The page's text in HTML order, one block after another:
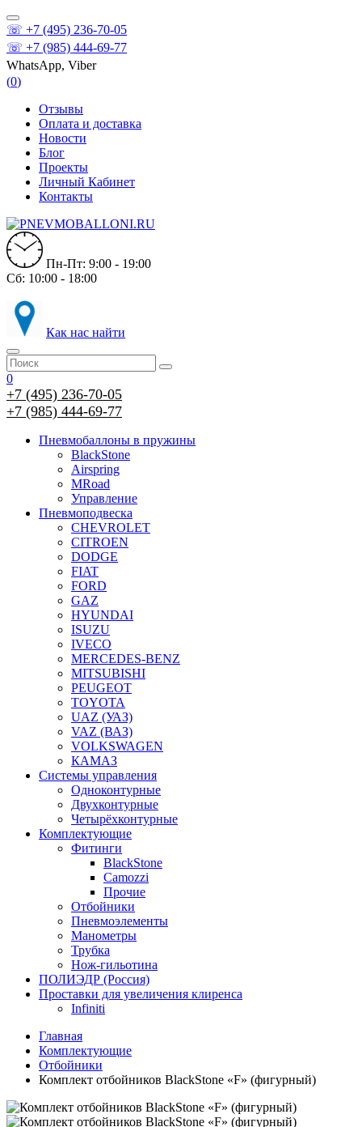
☏ +7 (495) 236-70-05
☏ +7 (985) 444-69-77
WhatsApp, Viber
(0)
Отзывы
Оплата и доставка
Новости
Блог
Проекты
Личный Кабинет
Контакты
Пн-Пт: 9:00 - 19:00
Сб: 10:00 - 18:00
Как нас найти
0
+7 (495) 236-70-05
+7 (985) 444-69-77
Пневмобаллоны в пружины
BlackStone
Airspring
MRoad
Управление
Пневмоподвеска
CHEVROLET
CITROEN
DODGE
FIAT
FORD
GAZ
HYUNDAI
ISUZU
IVECO
MERCEDES-BENZ
MITSUBISHI
PEUGEOT
TOYOTA
UAZ (УАЗ)
VAZ (ВАЗ)
VOLKSWAGEN
КАМАЗ
Системы управления
Одноконтурные
Двухконтурные
Четырёхконтурные
Комплектующие
Фитинги
BlackStone
Camozzi
Прочие
Отбойники
Пневмоэлементы
Манометры
Трубка
Нож-гильотина
ПОЛИЭДР (Россия)
Проставки для увеличения клиренса
Infiniti
Главная
Комплектующие
Отбойники
Комплект отбойников BlackStone «F» (фигурный)